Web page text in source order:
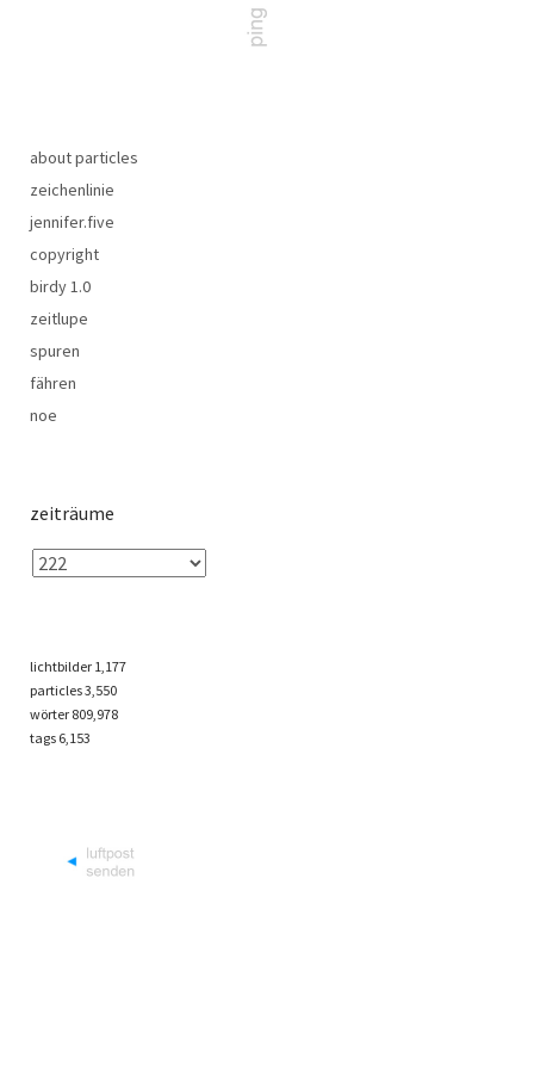
about particles
zeichenlinie
jennifer.five
copyright
birdy 1.0
zeitlupe
spuren
fähren
noe
zeiträume
lichtbilder 1,177
particles3,550
wörter 809,978
tags 6,153